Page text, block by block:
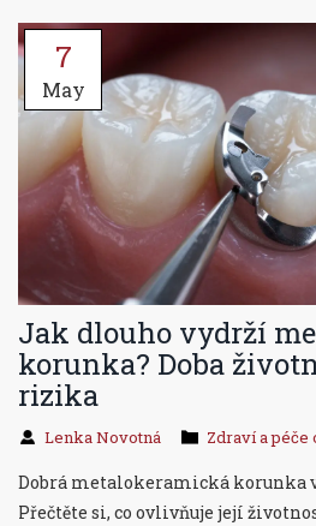
7
May
Jak dlouho vydrží
korunka? Doba
rizika
Lenka Novotná Zdraví a péče
Dobrá metalokeramická korunka
Přečtěte si, co ovlivňuje její